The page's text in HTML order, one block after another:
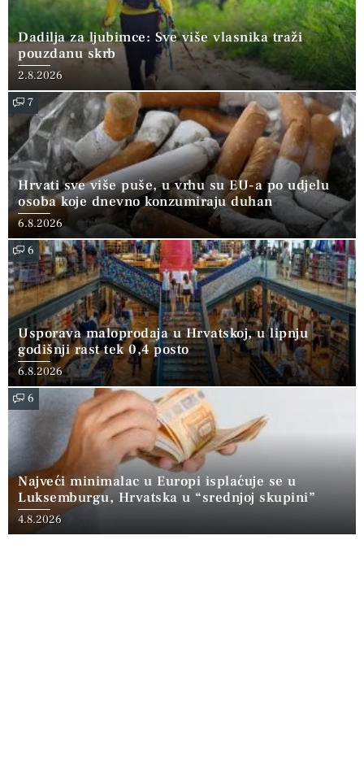
Dadilja za ljubimce: Sve više vlasnika traži
pouzdanu skrb
2.8.2026
7
Hrvati sve više puše, u vrhu su EU-a po udjelu
osoba koje dnevno konzumiraju duhan
6.8.2026
6
Usporava maloprodaja u Hrvatskoj, u lipnju
godišnji rast tek 0,4 posto
6.8.2026
6
Najveći minimalac u Europi isplaćuje se u
Luksemburgu, Hrvatska u “srednjoj skupini”
4.8.2026